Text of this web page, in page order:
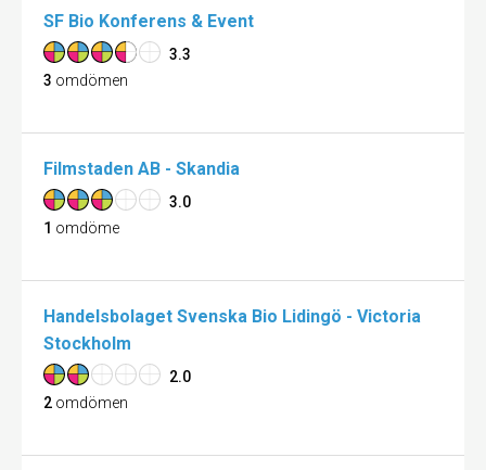
SF Bio Konferens & Event
3.3
3 omdömen
Filmstaden AB - Skandia
3.0
1 omdöme
Handelsbolaget Svenska Bio Lidingö - Victoria
Stockholm
2.0
2 omdömen